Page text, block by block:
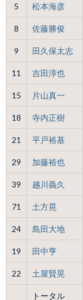
5 松本海彦
8 佐藤勝俊
9 田久保太志
11 吉田淳也
15 片山真一
18 寺内正樹
21 平戸裕基
29 加藤裕也
39 越川義久
71 土方晃
24 島田大地
19 田中亨
22 土屋賢晃
トータル